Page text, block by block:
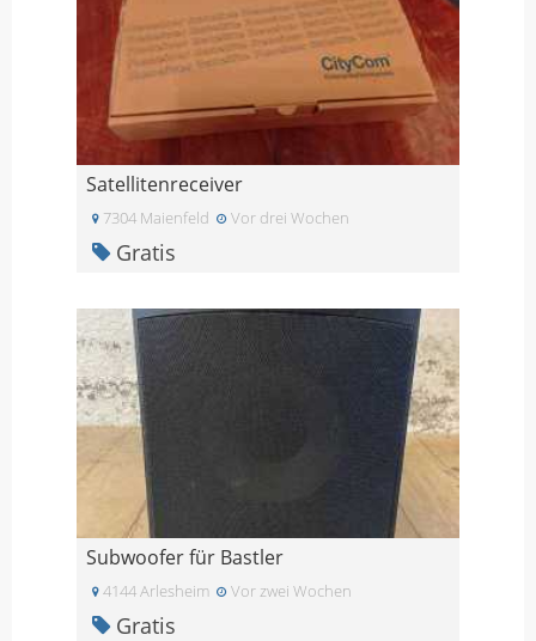
Satellitenreceiver
7304 Maienfeld Vor drei Wochen
Gratis
Subwoofer für Bastler
4144 Arlesheim Vor zwei Wochen
Gratis